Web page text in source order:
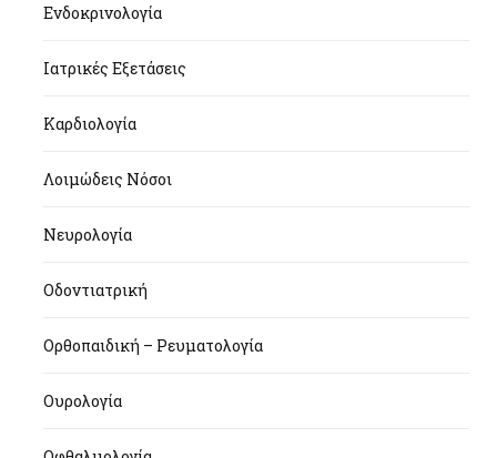
Ενδοκρινολογία
Ιατρικές Εξετάσεις
Καρδιολογία
Λοιμώδεις Νόσοι
Νευρολογία
Οδοντιατρική
Ορθοπαιδική – Ρευματολογία
Ουρολογία